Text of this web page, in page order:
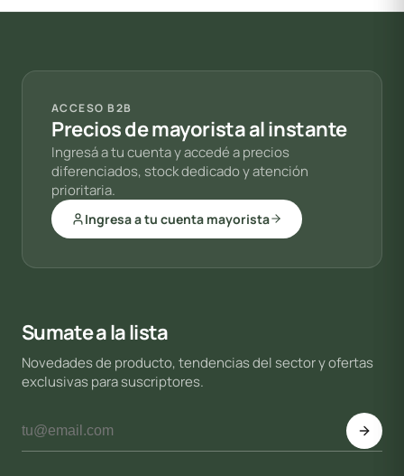
ACCESO B2B
Precios de mayorista al instante
Ingresá a tu cuenta y accedé a precios
diferenciados, stock dedicado y atención
prioritaria.
Ingresa a tu cuenta mayorista
Sumate a la lista
Novedades de producto, tendencias del sector y ofertas
exclusivas para suscriptores.